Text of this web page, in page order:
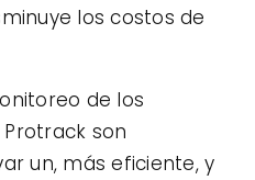
los costos de
de los
son
un, más eficiente, y